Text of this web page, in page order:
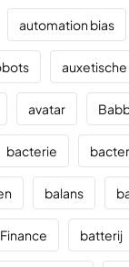
automation bias
avatar
bacterie
balans
batterij